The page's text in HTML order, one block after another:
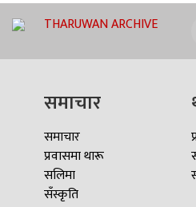
THARUWAN ARCHIVE
समाचार
समाचार
प्रवासमा थारू
सलिमा
सँस्कृति